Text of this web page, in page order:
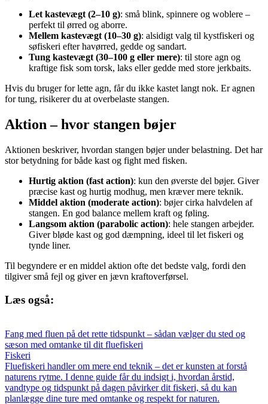
Let kastevægt (2–10 g): små blink, spinnere og woblere –
perfekt til ørred og aborre.
Mellem kastevægt (10–30 g): alsidigt valg til kystfiskeri og
søfiskeri efter havørred, gedde og sandart.
Tung kastevægt (30–100 g eller mere): til store agn og
kraftige fisk som torsk, laks eller gedde med store jerkbaits.
Hvis du bruger for lette agn, får du ikke kastet langt nok. Er agnen
for tung, risikerer du at overbelaste stangen.
Aktion – hvor stangen bøjer
Aktionen beskriver, hvordan stangen bøjer under belastning. Det har
stor betydning for både kast og fight med fisken.
Hurtig aktion (fast action): kun den øverste del bøjer. Giver
præcise kast og hurtig modhug, men kræver mere teknik.
Middel aktion (moderate action): bøjer cirka halvdelen af
stangen. En god balance mellem kraft og føling.
Langsom aktion (parabolic action): hele stangen arbejder.
Giver bløde kast og god dæmpning, ideel til let fiskeri og
tynde liner.
Til begyndere er en middel aktion ofte det bedste valg, fordi den
tilgiver små fejl og giver en jævn kraftoverførsel.
Læs også:
Fang med fluen på det rette tidspunkt – sådan vælger du sted og
sæson med omtanke til dit fluefiskeri
Fiskeri
Fluefiskeri handler om mere end teknik – det er kunsten at forstå
naturens rytme. I denne guide får du indsigt i, hvordan årstid,
vandtype og tidspunkt på dagen påvirker dit fiskeri, så du kan
planlægge dine ture med omtanke og respekt for naturen.